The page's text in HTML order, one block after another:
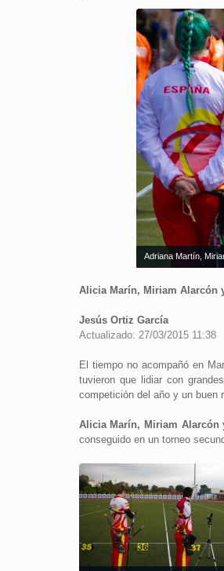
Adriana Martín,
Alicia Marín, Miriam Alarcón
Jesús Ortiz García
Actualizado: 27/03/2015 11:38
El tiempo no acompañó en
tuvieron que lidiar con
competición del año y un buen
Alicia Marín, Miriam Alarcón
conseguido en un torneo